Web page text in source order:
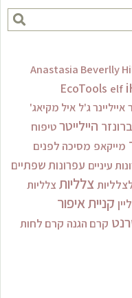
Anastasia Beverlly
EcoTools elf
אייליינר ג'ל איל מקיאג'
ברונזר היילייטרטיפוח
מייקאפ מסיכה לפנים
עיניים עפרונות שפתיים
צלליות צלליות
קניית איפור
קרם הגנה קרם לחות